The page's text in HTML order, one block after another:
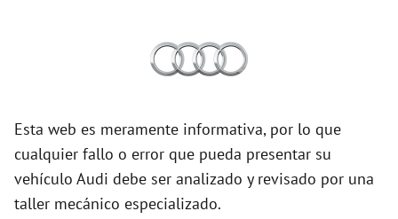
Esta web es meramente informativa, por lo que
cualquier fallo o error que pueda presentar su
vehículo Audi debe ser analizado y revisado por una
taller mecánico especializado.